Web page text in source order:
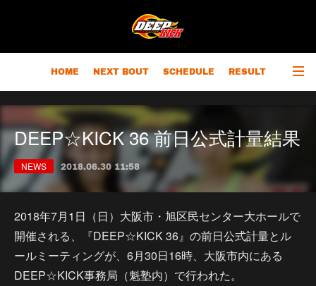
HOME NEXT BOUT SCHEDULE RESULT
RANKING CHAMPIONS
DEEP☆KICK 36 前日公式計量結果
NEWS 2018.06.30 11:58
2018年7月1日（日）大阪市・旭区民センター大ホールで
開催される、『DEEP☆KICK 36』の前日公式計量とル
ールミーティングが、6月30日16時、大阪市内にある
DEEP☆KICK事務局（魁塾内）で行われた。